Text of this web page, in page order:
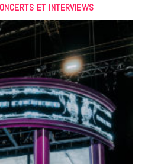
ET INTERVIEWS